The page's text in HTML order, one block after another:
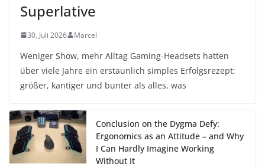
Superlative
30. Juli 2026 Marcel
Weniger Show, mehr Alltag Gaming-Headsets hatten
über viele Jahre ein erstaunlich simples Erfolgsrezept:
größer, kantiger und bunter als alles, was
Conclusion on the Dygma Defy:
Ergonomics as an Attitude – and Why
I Can Hardly Imagine Working
Without It